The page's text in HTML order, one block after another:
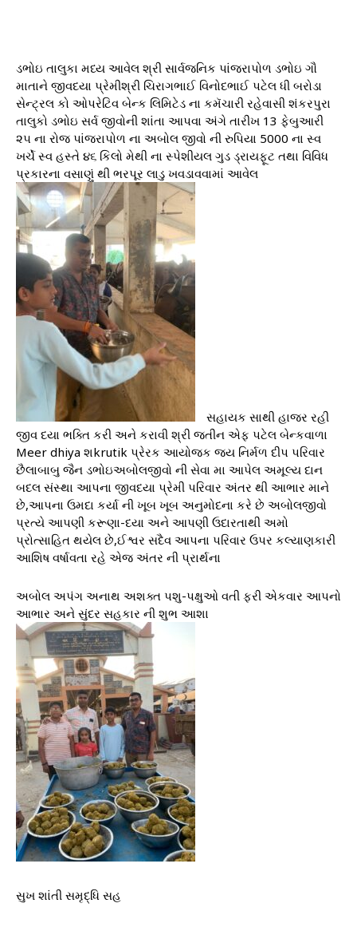
ડભોઇ તાલુકા મધ્ય આવેલ શ્રી સાર્વજનિક પાંજરાપોળ ડભોઇ ગૌ
માતાને જીવદયા પ્રેમીશ્રી ચિરાગભાઈ વિનોદભાઈ પટેલ ધી બરોડા
સેન્ટ્રલ કો ઓપરેટિવ બેન્ક લિમિટેડ ના કમૅચારી રહેવાસી શંકરપુરા
તાલુકો ડભોઇ સર્વ જીવોની શાંતા આપવા અંગે તારીખ 13 ફેબુઆરી
૨૫ ના રોજ પાંજરાપોળ ના અબોલ જીવો ની રુપિયા 5000 ના સ્વ
ખર્ચે સ્વ હસ્તે ૪૬ કિલો મેથી ના સ્પેશીયલ ગુડ ડ્રાયફૂટ તથા વિવિધ
પ્રકારના વસાણું થી ભરપૂર લાડુ ખવડાવવામાં આવેલ
સહાયક સાથી હાજર રહી
જીવ દયા ભક્તિ કરી અને કરાવી શ્રી જતીન એફ પટેલ બેન્કવાળા
Meer dhiya શkrutik પ્રેરક આયોજક જય નિર્મળ દીપ પરિવાર
છૈલાબાબુ જૈન ડભોઇઅબોલજીવો ની સેવા મા આપેલ અમૂલ્ય દાન
બદલ સંસ્થા આપના જીવદયા પ્રેમી પરિવાર અંતર થી આભાર માને
છે,આપના ઉમદા કર્યા ની ખૂબ ખૂબ અનુમોદના કરે છે અબોલજીવો
પ્રત્યે આપણી કરૂણા-દયા અને આપણી ઉદારતાથી અમો
પ્રોત્સાહિત થયેલ છે,ઈશ્વર સદૈવ આપના પરિવાર ઉપર કલ્યાણકારી
આશિષ વર્ષાવતા રહે એજ અંતર ની પ્રાર્થના
અબોલ અપંગ અનાથ અશક્ત પશુ-પક્ષુઓ વતી ફરી એકવાર આપનો
આભાર અને સુંદર સહકાર ની શુભ આશા
સુખ શાંતી સમૃદ્ધિ સહ